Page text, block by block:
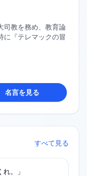
司教を務め、教育論
に『テレマックの冒
名言を見る
すべて見る
。」